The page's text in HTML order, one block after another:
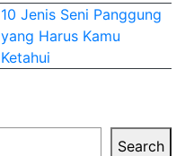
10 Jenis Seni Panggung
yang Harus Kamu
Ketahui
Search